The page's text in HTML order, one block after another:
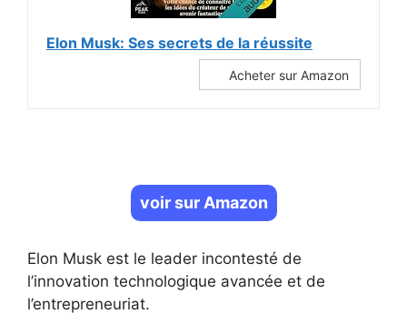
Elon Musk: Ses secrets de la réussite
Acheter sur Amazon
voir sur Amazon
Elon Musk est le leader incontesté de
l’innovation technologique avancée et de
l’entrepreneuriat.